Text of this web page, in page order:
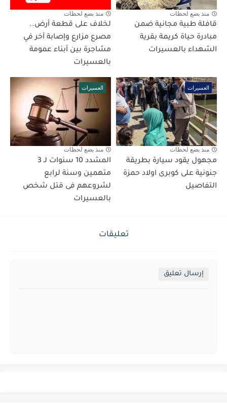
منذ بضع لحظات
قافلة طبية مجانية ضمن
مبادرة حياة كريمة بقرية
الشهداء بالعسيرات
منذ بضع لحظات
لخلاف على قطعة أرض..
مصرع مزارع وإصابة آخر في
مشاجرة بين أبناء عمومة
بالعسيرات
العسيرات
منذ بضع لحظات
مجهول يقود سيارة بطريقة
جنونية على كوبرى اولاد حمزة
التفاصيل
العسيرات
منذ بضع لحظات
المشدد 10 سنوات لـ 3
متهمين وسنة لرابع
لشروعهم فى قتل شخص
بالعسيرات
تعليقات
إرسال تعليق